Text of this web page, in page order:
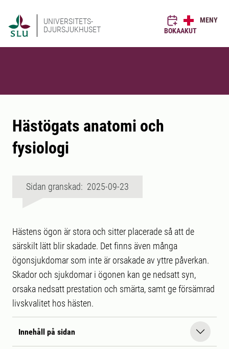
UNIVERSITETS-
DJURSJUKHUSET
BOKAAKUT
MENY
Hästögats anatomi och
fysiologi
Sidan granskad: 2025-09-23
Hästens ögon är stora och sitter placerade så att de
särskilt lätt blir skadade. Det finns även många
ögonsjukdomar som inte är orsakade av yttre påverkan.
Skador och sjukdomar i ögonen kan ge nedsatt syn,
orsaka nedsatt prestation och smärta, samt ge försämrad
livskvalitet hos hästen.
Innehåll på sidan